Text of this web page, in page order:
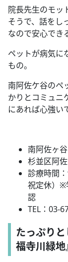
院長先生のモッ
そうで、話をし
なので安心でき
ペットが病気に
もの。
南阿佐ケ谷のペ
かりとコミュニ
にあれば心強い
南阿佐ヶ
杉並区阿
診療時間：
祝定休） ※
認
TEL ： 03-
たっぷり
福寺川緑地